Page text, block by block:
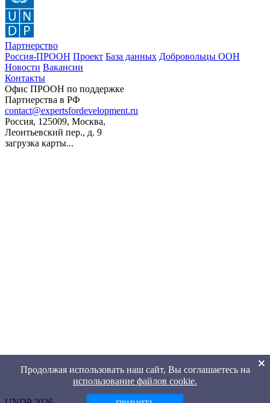
Партнерство
Россия-ПРООН Проект База данных Добровольцы ООН
Новости Вакансии
Контакты
Офис ПРООН по поддержке
Партнерства в РФ
contact@expertsfordevelopment.ru
Россия, 125009, Москва,
Леонтьевский пер., д. 9
загрузка карты...
Продолжая использовать наш сайт, Вы соглашаетесь на
использование файлов cookie.